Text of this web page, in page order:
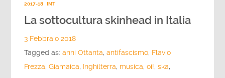
2017-18 INT
La sottocultura skinhead in Italia
3 Febbraio 2018
Tagged as:anni Ottanta,antifascismo, Flavio
Frezza,Giamaica, Inghilterra, musica,oi!,ska,